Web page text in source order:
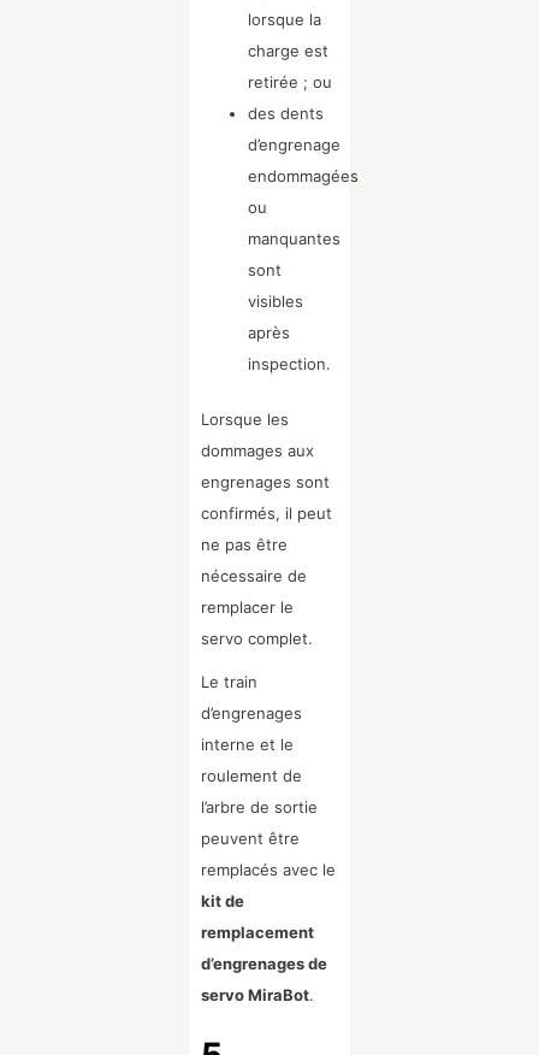
lorsque la
charge est
retirée ; ou
des dents
d’engrenage
endommagées
ou
manquantes
sont
visibles
après
inspection.
Lorsque les
dommages aux
engrenages sont
confirmés, il peut
ne pas être
nécessaire de
remplacer le
servo complet.
Le train
d’engrenages
interne et le
roulement de
l’arbre de sortie
peuvent être
remplacés avec le
kit de
remplacement
d’engrenages de
servo MiraBot.